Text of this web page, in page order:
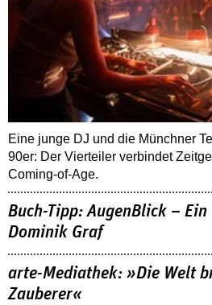
Eine junge DJ und die Münchner
90er: Der Vierteiler verbindet
Coming-of-Age.
Buch-Tipp: AugenBlick –
Dominik Graf
arte-Mediathek: »Die Welt
Zauberer«